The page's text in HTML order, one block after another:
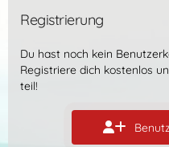
Registrierung
Du hast noch kein
Registriere dich kostenlos
teil!